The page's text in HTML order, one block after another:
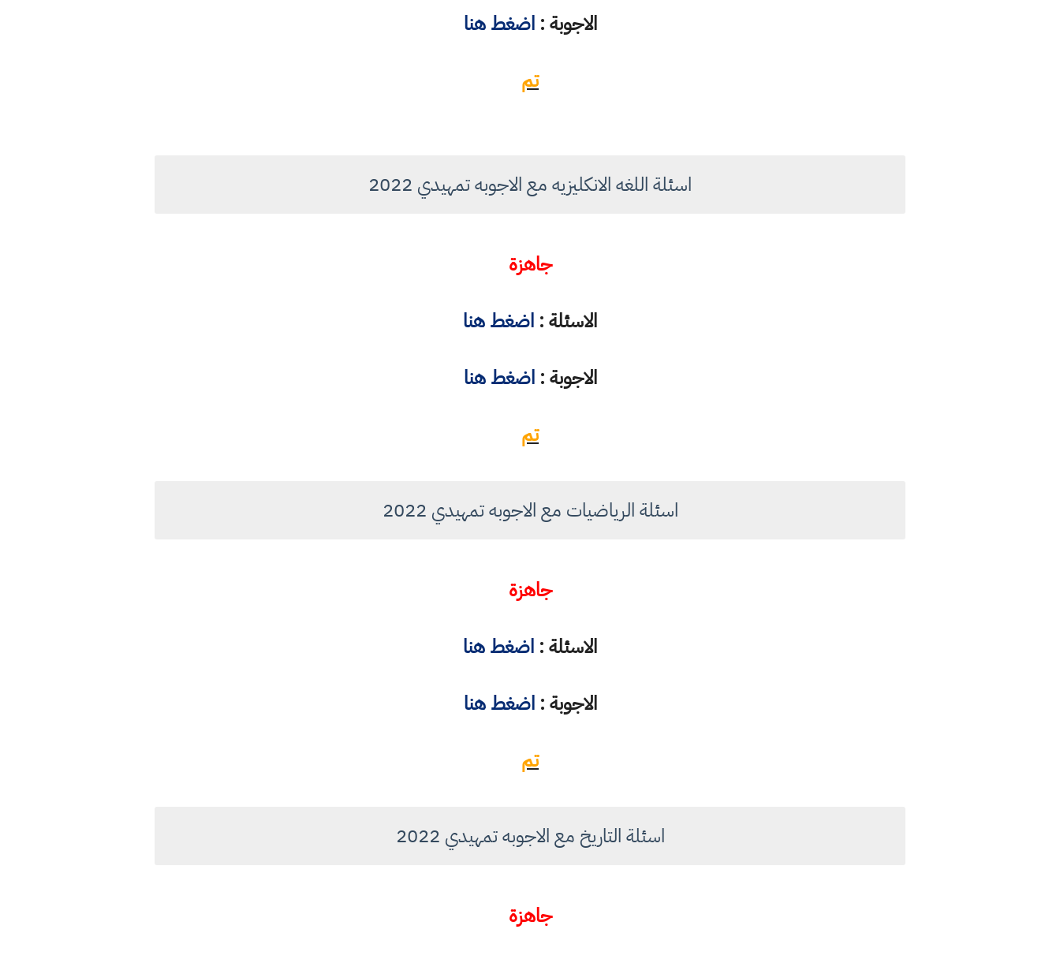
الاجوبة :اضغط هنا
تم
اسئلة اللغه الانكليزيه مع الاجوبه تمهيدي 2022
جاهزة
الاسئلة : اضغط هنا
الاجوبة :اضغط هنا
تم
اسئلة الرياضيات مع الاجوبه تمهيدي 2022
جاهزة
الاسئلة : اضغط هنا
الاجوبة :اضغط هنا
تم
اسئلة التاريخ مع الاجوبه تمهيدي 2022
جاهزة